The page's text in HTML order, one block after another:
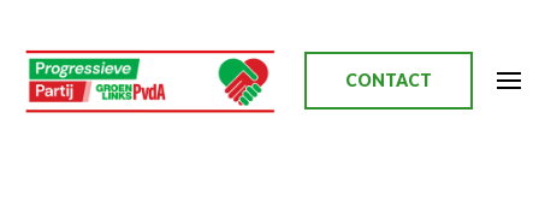
naar
inhoud
(Druk
CONTACT